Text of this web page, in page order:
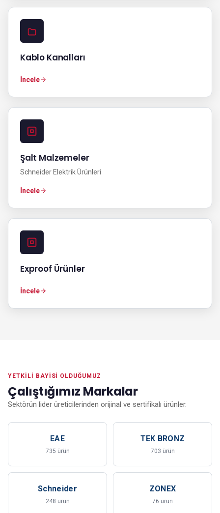
Kablo Kanalları
İncele
Şalt Malzemeler
Schneider Elektrik Ürünleri
İncele
Exproof Ürünler
İncele
YETKILI BAYISI OLDUĞUMUZ
Çalıştığımız Markalar
Sektörün lider üreticilerinden orijinal ve sertifikalı ürünler.
EAE
735 ürün
TEK BRONZ
703 ürün
Schneider
248 ürün
ZONEX
76 ürün